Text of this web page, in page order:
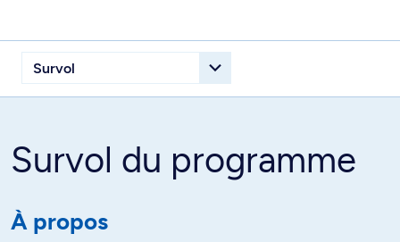
Survol du programme
À propos